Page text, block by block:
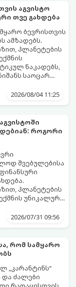
და ხარჯების
ახლა სიტუაცია
უსასრულო
ერთად კი
მიმართ.
ნიშნები
დაინახონ
აგვისტო
თვე გახდება
ბევრისთვის
ამზადებს.
პლანეტების
ნაკადებს,
საოცარ
2026/08/04 11:25
როგორი
შვებულებისა
პლანეტების
უნიკალურ
წარმატების
ფინანსური
2026/07/31 09:56
რომ სამყარო
„კარანტინს“
და ძალები